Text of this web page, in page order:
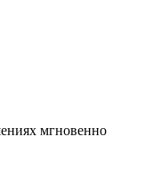
мгновенно